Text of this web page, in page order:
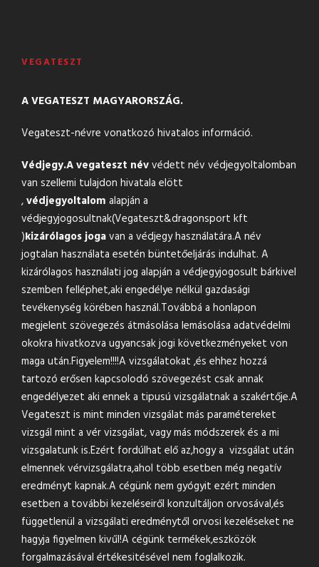
VEGATESZT
A VEGATESZT MAGYARORSZÁG.
Vegateszt-névre vonatkozó hivatalos információ.
Védjegy.A vegateszt névvédett név védjegyoltalomban
van szellemi tulajdon hivatala elött
,védjegyoltalom alapján a
védjegyjogosultnak(Vegateszt&dragonsport kft
)kizárólagos jogavan a védjegy használatára.A név
jogtalan használata esetén büntetőeljárás indulhat. A
kizárólagos használati jog alapján a védjegyjogosult bárkivel
szemben felléphet,aki engedélye nélkül gazdasági
tevékenység körében használ.Továbbá a honlapon
megjelent szövegezés átmásolása lemásolása adatvédelmi
okokra hivatkozva ugyancsak jogi következményeket von
maga után.Figyelem!!!!A vizsgálatokat ,és ehhez hozzá
tartozó erősen kapcsolodó szövegezést csak annak
engedélyezet aki ennek a tipusú vizsgálatnak a szakértője.A
Vegateszt is mint minden vizsgálat más paramétereket
vizsgál mint a vér vizsgálat, vagy más módszerek és a mi
vizsgalatunk is.Ezért fordúlhat elő az,hogy a vizsgálat után
elmennek vérvizsgálatra,ahol több esetben még negatív
eredményt kapnak.A cégünk nem gyógyit ezért minden
esetben a további kezeléseiről konzultáljon orvosával,és
függetlenül a vizsgálati eredménytől orvosi kezeléseket ne
hagyja figyelmen kivűl!A cégünk termékek,eszközök
forgalmazásával értékesitésével nem foglalkozik.